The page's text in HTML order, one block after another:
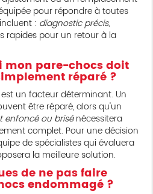
pour répondre à toutes
: diagnostic précis,
rapides pour un retour à la
mon pare-chocs doit
réparé ?
un facteur déterminant. Un
être réparé, alors qu'un
ou brisénécessitera
complet. Pour une décision
de spécialistes qui évaluera
la meilleure solution.
de ne pas faire
endommagé ?